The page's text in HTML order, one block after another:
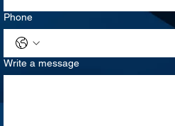
Phone
Write a message